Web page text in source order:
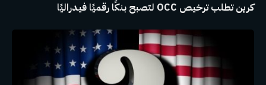
كرين تطلب ترخيص OCC لتصبح بنكًا رقميًا فيدراليًا